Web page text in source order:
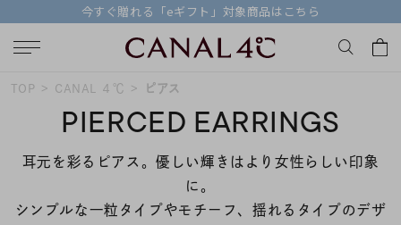
今すぐ贈れる「eギフト」対象商品はこちら
人気検索キーワード
#ペア #eギフト #ハーフエタニティリング
TOP CANAL ４℃ ピアス
PIERCED EARRINGS
耳元を彩るピアス。優しい輝きはより女性らしい印象
に。
シンプルな一粒タイプやモチーフ、揺れるタイプのデザ
おすすめ順
価格が安い